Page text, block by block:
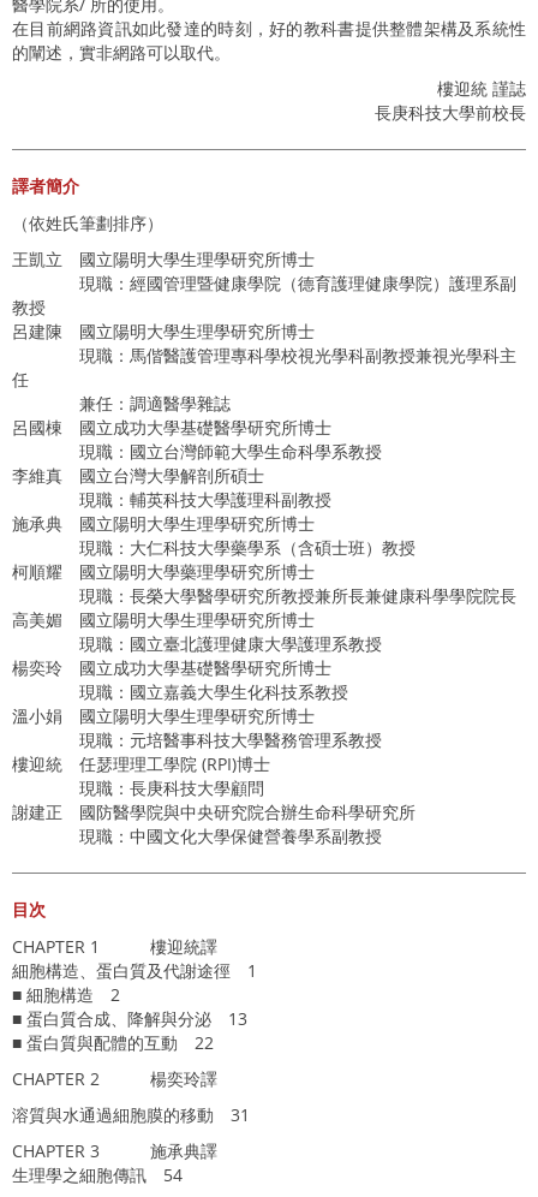
在目前網路資訊如此發達的時刻，好的教科書提供整體架構及系統性
的闡述，實非網路可以取代。
樓迎統 謹誌
長庚科技大學前校長
譯者簡介
（依姓氏筆劃排序）
王凱立 國立陽明大學生理學研究所博士
現職：經國管理暨健康學院（德育護理健康學院）護理系副
教授
呂建陳 國立陽明大學生理學研究所博士
現職：馬偕醫護管理專科學校視光學科副教授兼視光學科主
任
兼任：調適醫學雜誌
呂國棟 國立成功大學基礎醫學研究所博士
現職：國立台灣師範大學生命科學系教授
李維真 國立台灣大學解剖所碩士
現職：輔英科技大學護理科副教授
施承典 國立陽明大學生理學研究所博士
現職：大仁科技大學藥學系（含碩士班）教授
柯順耀 國立陽明大學藥理學研究所博士
現職：長榮大學醫學研究所教授兼所長兼健康科學學院院長
高美媚 國立陽明大學生理學研究所博士
現職：國立臺北護理健康大學護理系教授
楊奕玲 國立成功大學基礎醫學研究所博士
現職：國立嘉義大學生化科技系教授
溫小娟 國立陽明大學生理學研究所博士
現職：元培醫事科技大學醫務管理系教授
樓迎統 任瑟理理工學院 (RPI)博士
現職：長庚科技大學顧問
謝建正 國防醫學院與中央研究院合辦生命科學研究所
現職：中國文化大學保健營養學系副教授
目次
CHAPTER 1 樓迎統譯
細胞構造、蛋白質及代謝途徑 1
■ 細胞構造 2
■ 蛋白質合成、降解與分泌 13
■ 蛋白質與配體的互動 22
CHAPTER 2 楊奕玲譯
溶質與水通過細胞膜的移動 31
CHAPTER 3 施承典譯
生理學之細胞傳訊 54